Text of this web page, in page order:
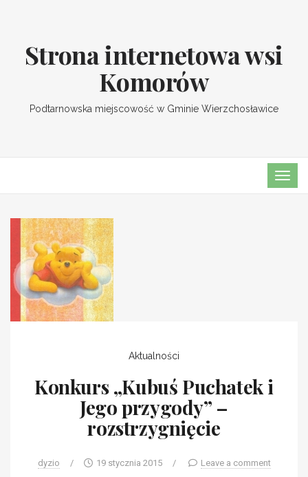
Strona internetowa wsi
Komorów
Podtarnowska miejscowość w Gminie Wierzchosławice
Aktualności
Konkurs „Kubuś Puchatek i
Jego przygody” –
rozstrzygnięcie
dyzio / 19 stycznia 2015 / Leave a comment